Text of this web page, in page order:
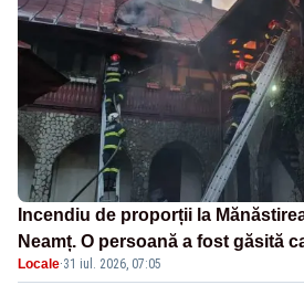
Incendiu de proporții la
Neamț. O persoană a fost găsită
VIDEO
Locale·31 iul. 2026, 07:05